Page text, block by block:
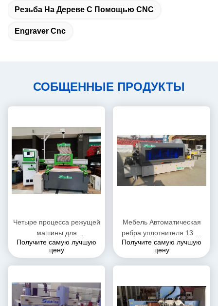
Резьба На Дереве С Помощью CNC
Engraver Cnc
СОБЩЕННЫЕ ПРОДУКТЫ
Четыре процесса режущей
машины для
индивидуальной панельной
мебели в целом доме
Получите самую лучшую
цену
Мебель Автоматическая
ребра уплотнителя 13 м/
мин скорость подачи
Получите самую лучшую
цену